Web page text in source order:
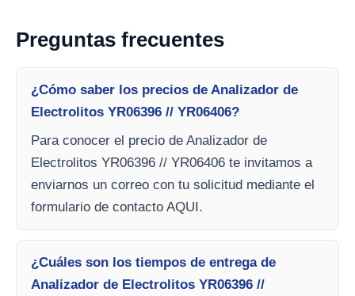
Preguntas frecuentes
¿Cómo saber los precios de Analizador de
Electrolitos YR06396 // YR06406?
Para conocer el precio de Analizador de
Electrolitos YR06396 // YR06406 te invitamos a
enviarnos un correo con tu solicitud mediante el
formulario de contacto AQUI.
¿Cuáles son los tiempos de entrega de
Analizador de Electrolitos YR06396 //